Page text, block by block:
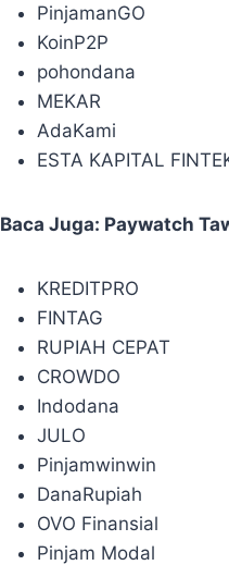
PinjamanGO
KoinP2P
pohondana
MEKAR
AdaKami
ESTA KAPITAL
Baca Juga: Paywatch
KREDITPRO
FINTAG
RUPIAH CEPAT
CROWDO
Indodana
JULO
Pinjamwinwin
DanaRupiah
OVO Finansial
Pinjam Modal